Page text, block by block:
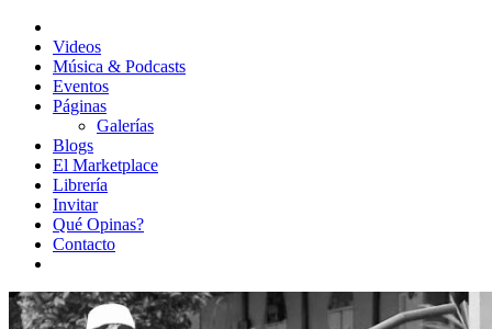
Videos
Música & Podcasts
Eventos
Páginas
Galerías
Blogs
El Marketplace
Librería
Invitar
Qué Opinas?
Contacto